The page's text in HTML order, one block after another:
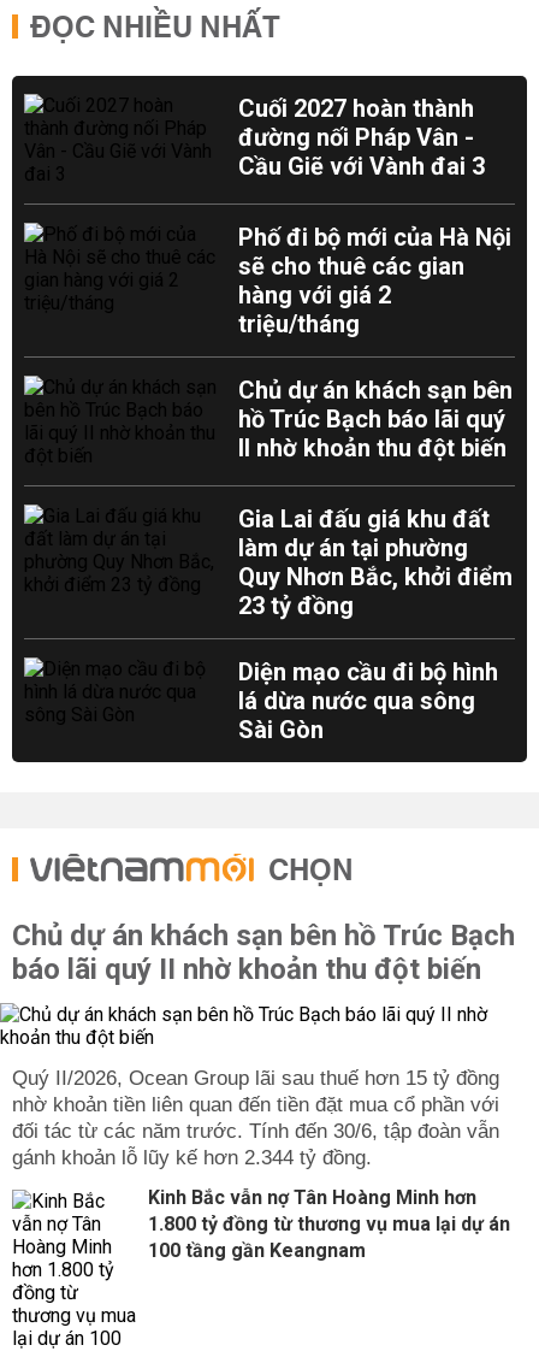
ĐỌC NHIỀU NHẤT
Cuối 2027 hoàn thành
đường nối Pháp Vân -
Cầu Giẽ với Vành đai 3
Phố đi bộ mới của Hà Nội
sẽ cho thuê các gian
hàng với giá 2
triệu/tháng
Chủ dự án khách sạn bên
hồ Trúc Bạch báo lãi quý
II nhờ khoản thu đột biến
Gia Lai đấu giá khu đất
làm dự án tại phường
Quy Nhơn Bắc, khởi điểm
23 tỷ đồng
Diện mạo cầu đi bộ hình
lá dừa nước qua sông
Sài Gòn
CHỌN
Chủ dự án khách sạn bên hồ Trúc Bạch
báo lãi quý II nhờ khoản thu đột biến
Quý II/2026, Ocean Group lãi sau thuế hơn 15 tỷ đồng
nhờ khoản tiền liên quan đến tiền đặt mua cổ phần với
đối tác từ các năm trước. Tính đến 30/6, tập đoàn vẫn
gánh khoản lỗ lũy kế hơn 2.344 tỷ đồng.
Kinh Bắc vẫn nợ Tân Hoàng Minh hơn
1.800 tỷ đồng từ thương vụ mua lại dự án
100 tầng gần Keangnam